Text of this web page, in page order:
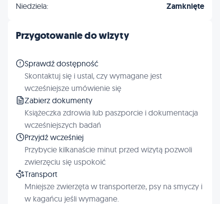
Niedziela: Zamknięte
Przygotowanie do wizyty
Sprawdź dostępność
Skontaktuj się i ustal, czy wymagane jest
wcześniejsze umówienie się
Zabierz dokumenty
Książeczka zdrowia lub paszporcie i dokumentacja
wcześniejszych badań
Przyjdź wcześniej
Przybycie kilkanaście minut przed wizytą pozwoli
zwierzęciu się uspokoić
Transport
Mniejsze zwierzęta w transporterze, psy na smyczy i
w kagańcu jeśli wymagane.